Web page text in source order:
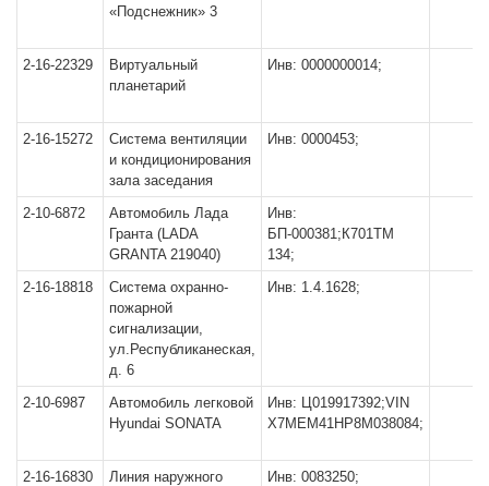
«Подснежник» 3
2-16-22329
Виртуальный
планетарий
Инв: 0000000014;
2-16-15272
Система вентиляции
и кондиционирования
зала заседания
Инв: 0000453;
2-10-6872
Автомобиль Лада
Гранта (LADA
GRANTA 219040)
Инв:
БП-000381;К701ТМ
134;
2-16-18818
Система охранно-
пожарной
сигнализации,
ул.Республиканеская,
д. 6
Инв: 1.4.1628;
2-10-6987
Автомобиль легковой
Hyundai SONATA
Инв: Ц019917392;VIN
X7МЕM41HР8M038084;
2-16-16830
Линия наружного
Инв: 0083250;